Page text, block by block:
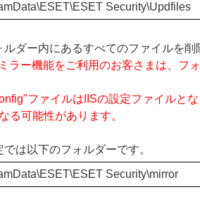
Security\Updfiles
ルダー内にあるすべてのファイルを削
ラー機能をご利用のお客さまは、フ
ファイルはIISの設定ファイルと
る可能性があります。
では以下のフォルダーです。
Security\mirror